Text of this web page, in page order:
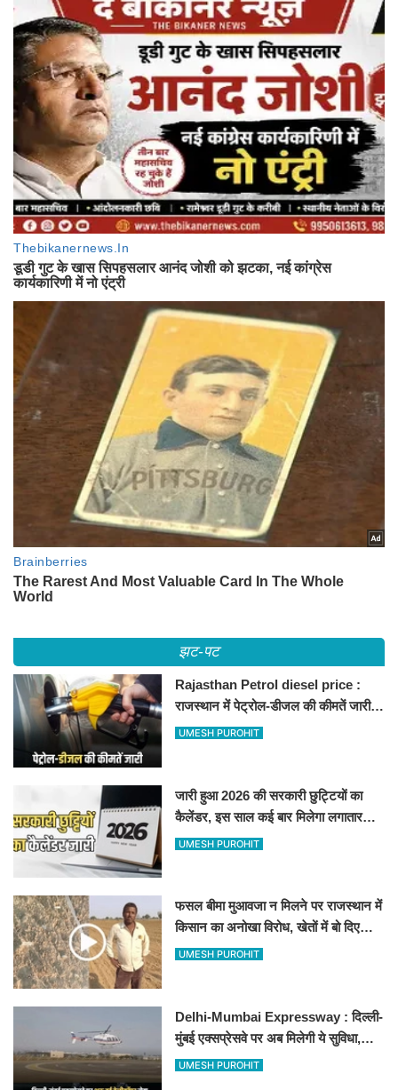
झट-पट
Rajasthan Petrol diesel price :
राजस्थान में पेट्रोल-डीजल की कीमतें जारी,
जानिए बीकानेर समेत पुरे प्रदेश में नए रेट
UMESH PUROHIT
जारी हुआ 2026 की सरकारी छुट्टियों का
कैलेंडर, इस साल कई बार मिलेगा लगातार
अवकाश, देखें
UMESH PUROHIT
फसल बीमा मुआवजा न मिलने पर राजस्थान में
किसान का अनोखा विरोध, खेतों में बो दिए
500-500 रुपए के नोट, वीडियो वायरल
UMESH PUROHIT
Delhi-Mumbai Expressway : दिल्ली-
मुंबई एक्सप्रेसवे पर अब मिलेगी ये सुविधा,
हेलीकॉप्टर सर्विस से तुरंत घायल पहुंचेगा
UMESH PUROHIT